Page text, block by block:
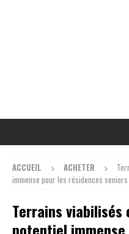
ACCUEIL ACHETER
immense pour les résidences seniors
Terrains